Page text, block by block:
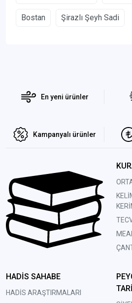
Bostan Şirazlı Şeyh Sadi
En yeni ürünler
Kampanyalı ürünler
HADİS SAHABE
HADİS ARAŞTIRMALARI